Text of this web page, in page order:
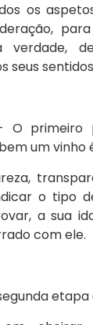
os
verdade,
seus
O primeiro
um vinho
o tipo
a sua
com ele.
etapa